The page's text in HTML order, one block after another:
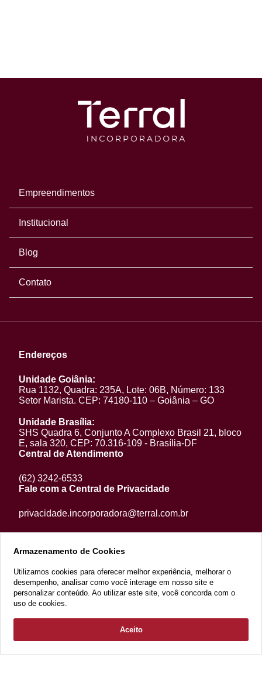
Empreendimentos
Institucional
Blog
Contato
Endereços
Unidade Goiânia:
Rua 1132, Quadra: 235A, Lote: 06B, Número: 133
Setor Marista. CEP: 74180-110 – Goiânia – GO
Unidade Brasília:
SHS Quadra 6, Conjunto A Complexo Brasil 21, bloco
E, sala 320, CEP: 70.316-109 - Brasília-DF
Central de Atendimento
(62) 3242-6533
Fale com a Central de Privacidade
privacidade.incorporadora@terral.com.br
2022 Copyright - Razão Social: Terral Incorporações e Participações
Armazenamento de Cookies
Utilizamos cookies para oferecer melhor experiência, melhorar o
desempenho, analisar como você interage em nosso site e
personalizar conteúdo. Ao utilizar este site, você concorda com o
uso de cookies.
Aceito